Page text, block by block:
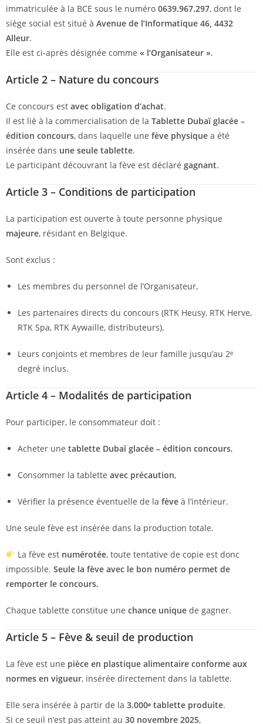
immatriculée à la BCE sous le numéro 0639.967.297, dont le
siège social est situé à Avenue de l’Informatique 46, 4432
Alleur.
Elle est ci-après désignée comme « l’Organisateur ».
Article 2 – Nature du concours
Ce concours est avec obligation d’achat.
Il est lié à la commercialisation de la Tablette Dubaï glacée –
édition concours, dans laquelle une fève physique a été
insérée dans une seule tablette.
Le participant découvrant la fève est déclaré gagnant.
Article 3 – Conditions de participation
La participation est ouverte à toute personne physique
majeure, résidant en Belgique.
Sont exclus :
Les membres du personnel de l’Organisateur,
Les partenaires directs du concours (RTK Heusy, RTK Herve,
RTK Spa, RTK Aywaille, distributeurs),
Leurs conjoints et membres de leur famille jusqu’au 2ᵉ
degré inclus.
Article 4 – Modalités de participation
Pour participer, le consommateur doit :
Acheter une tablette Dubaï glacée – édition concours,
Consommer la tablette avec précaution,
Vérifier la présence éventuelle de la fève à l’intérieur.
Une seule fève est insérée dans la production totale.
La fève est numérotée, toute tentative de copie est donc
impossible. Seule la fève avec le bon numéro permet de
remporter le concours.
Chaque tablette constitue une chance unique de gagner.
Article 5 – Fève & seuil de production
La fève est une pièce en plastique alimentaire conforme aux
normes en vigueur, insérée directement dans la tablette.
Elle sera insérée à partir de la 3.000ᵉ tablette produite.
Si ce seuil n’est pas atteint au 30 novembre 2025,